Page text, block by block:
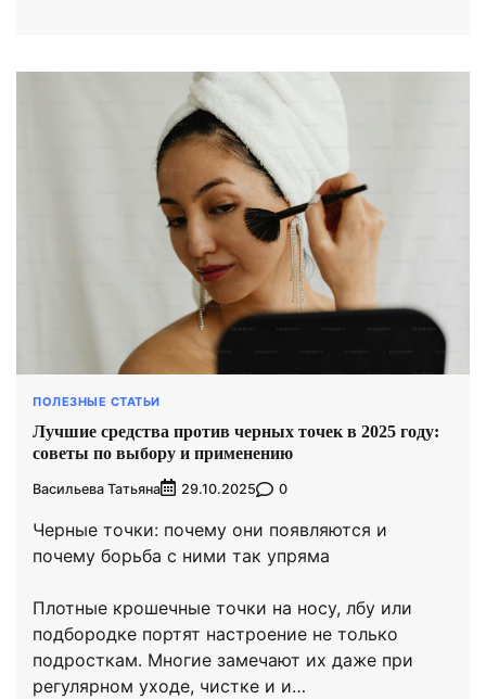
ПОЛЕЗНЫЕ СТАТЬИ
Лучшие средства против черных точек в 2025 году:
советы по выбору и применению
Васильева Татьяна 29.10.2025 0
Черные точки: почему они появляются и
почему борьба с ними так упряма
Плотные крошечные точки на носу, лбу или
подбородке портят настроение не только
подросткам. Многие замечают их даже при
регулярном уходе, чистке и и…